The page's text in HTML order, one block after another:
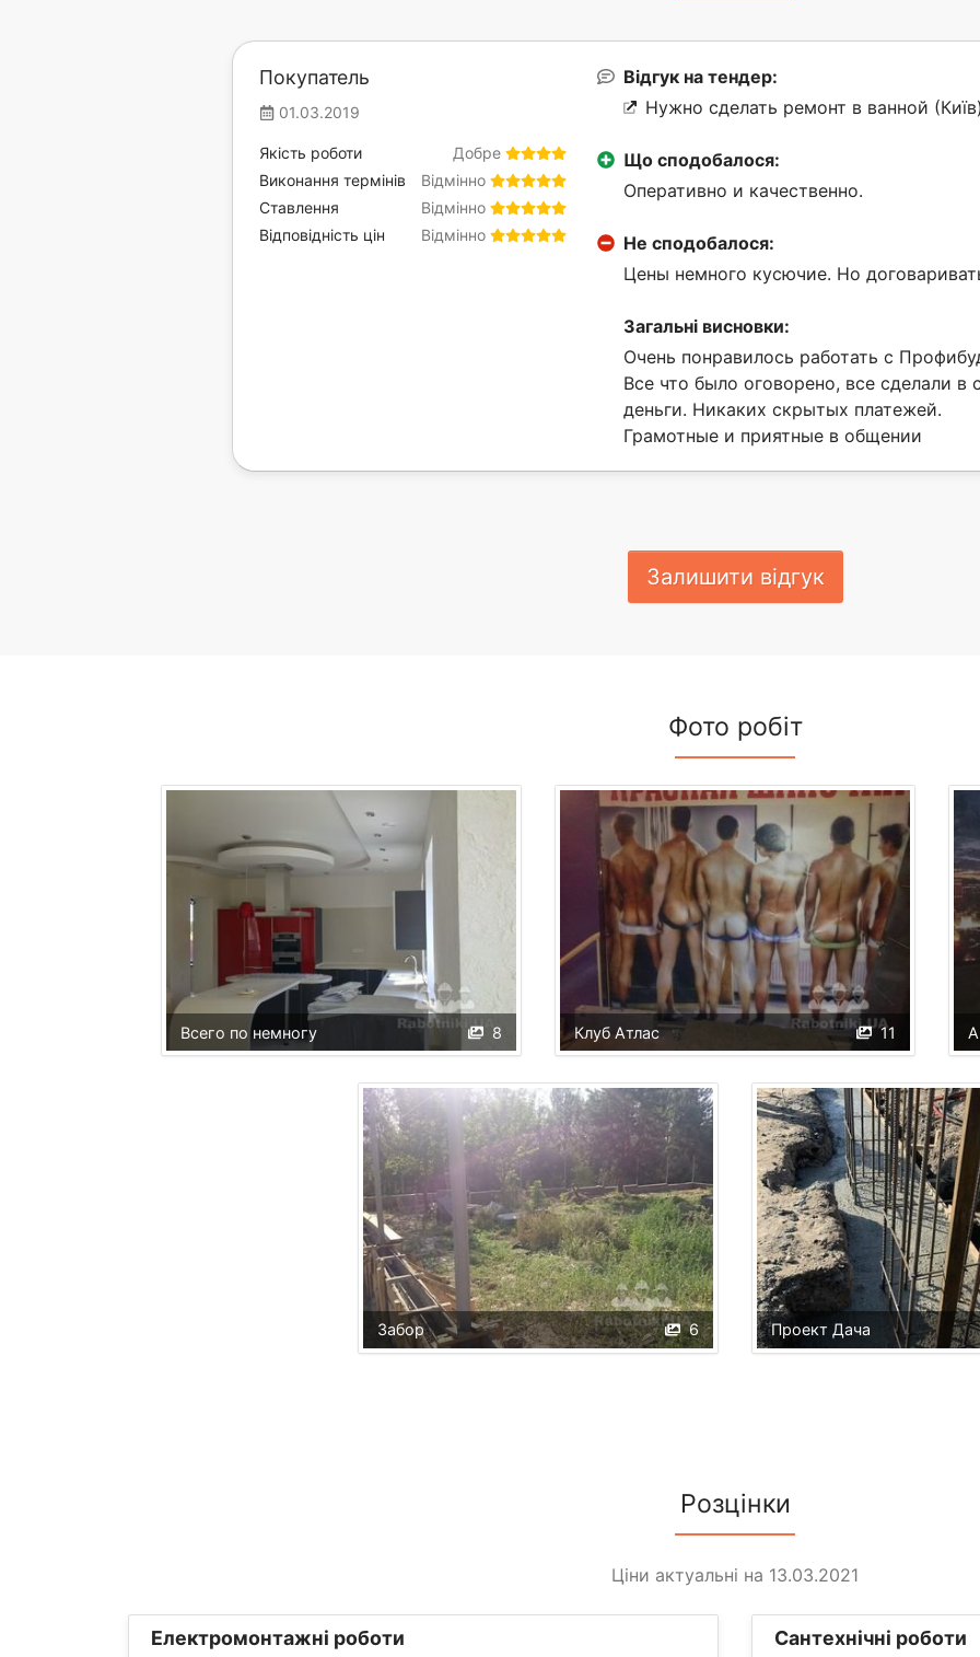
Покупатель
01.03.2019
Добре
Якість роботи
Відмінно
Виконання термінів
Відмінно
Ставлення
Відмінно
Відповідність цін
Відгук на тендер:
Нужно сделать ремонт в ванной
Що сподобалося:
Оперативно и качественно.
Не сподобалося:
Цены немного кусючие. Но
Загальні висновки:
Очень понравилось работать с
Все что было оговорено, все сделали в
деньги. Никаких скрытых платежей.
Грамотные и приятные в общении
Залишити відгук
Фото робіт
8
Всего по немногу 11
Клуб Атлас
6
Забор Проект Дача
Розцінки
Ціни актуальні на 13.03.2021
Електромонтажні роботи Сантехнічні роботи